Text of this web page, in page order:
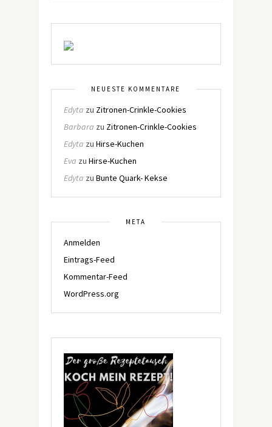
NEUESTE KOMMENTARE
Edyta zu Zitronen-Crinkle-Cookies
Barbara zu Zitronen-Crinkle-Cookies
Edyta zu Hirse-Kuchen
Eva zu Hirse-Kuchen
Edyta zu Bunte Quark- Kekse
META
Anmelden
Eintrags-Feed
Kommentar-Feed
WordPress.org